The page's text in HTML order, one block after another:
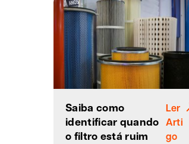
Saiba como
identificar quando
o filtro está ruim
Ler
Arti
go